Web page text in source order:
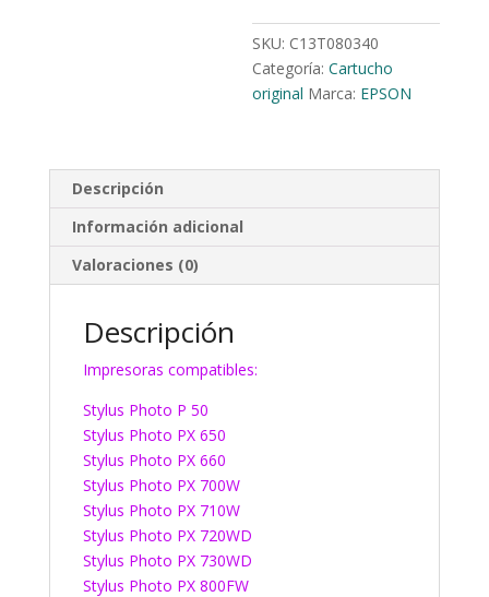
SKU: C13T080340
Categoría:Cartucho
original Marca: EPSON
Descripción
Información adicional
Valoraciones (0)
Descripción
Impresoras compatibles:
Stylus Photo P 50
Stylus Photo PX 650
Stylus Photo PX 660
Stylus Photo PX 700W
Stylus Photo PX 710W
Stylus Photo PX 720WD
Stylus Photo PX 730WD
Stylus Photo PX 800FW